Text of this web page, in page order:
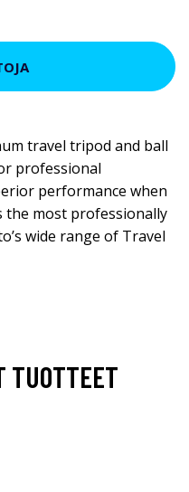
travel tripod and ball
professional
performance when
the most professionally
wide range of Travel
TUOTTEET